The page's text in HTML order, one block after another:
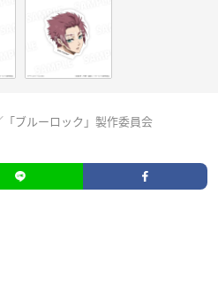
ブルーロック」製作委員会